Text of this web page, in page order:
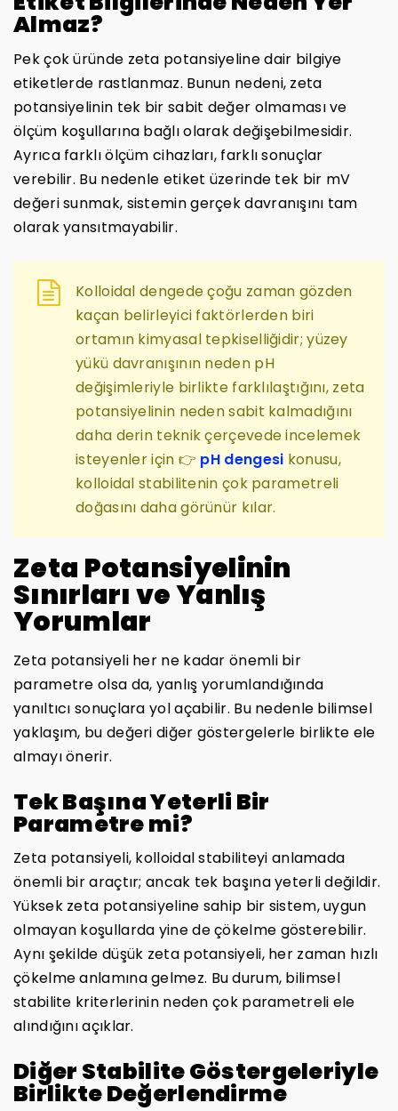
Almaz?
Pek çok üründe zeta potansiyeline dair bilgiye
etiketlerde rastlanmaz. Bunun nedeni, zeta
potansiyelinin tek bir sabit değer olmaması ve
ölçüm koşullarına bağlı olarak değişebilmesidir.
Ayrıca farklı ölçüm cihazları, farklı sonuçlar
verebilir. Bu nedenle etiket üzerinde tek bir mV
değeri sunmak, sistemin gerçek davranışını tam
olarak yansıtmayabilir.
Kolloidal dengede çoğu zaman gözden
kaçan belirleyici faktörlerden biri
ortamın kimyasal tepkiselliğidir; yüzey
yükü davranışının neden pH
değişimleriyle birlikte farklılaştığını, zeta
potansiyelinin neden sabit kalmadığını
daha derin teknik çerçevede incelemek
isteyenler için 👉 pH dengesi konusu,
kolloidal stabilitenin çok parametreli
doğasını daha görünür kılar.
Zeta Potansiyelinin
Sınırları ve Yanlış
Yorumlar
Zeta potansiyeli her ne kadar önemli bir
parametre olsa da, yanlış yorumlandığında
yanıltıcı sonuçlara yol açabilir. Bu nedenle bilimsel
yaklaşım, bu değeri diğer göstergelerle birlikte ele
almayı önerir.
Tek Başına Yeterli Bir
Parametre mi?
Zeta potansiyeli, kolloidal stabiliteyi anlamada
önemli bir araçtır; ancak tek başına yeterli değildir.
Yüksek zeta potansiyeline sahip bir sistem, uygun
olmayan koşullarda yine de çökelme gösterebilir.
Aynı şekilde düşük zeta potansiyeli, her zaman hızlı
çökelme anlamına gelmez. Bu durum, bilimsel
stabilite kriterlerinin neden çok parametreli ele
alındığını açıklar.
Diğer Stabilite Göstergeleriyle
Birlikte Değerlendirme